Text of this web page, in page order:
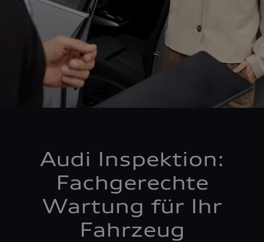
Audi Inspektion:
Fachgerechte
Wartung für Ihr
Fahrzeug